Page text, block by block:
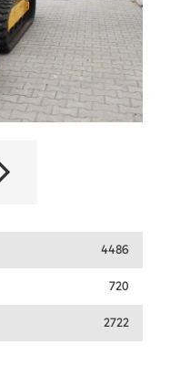
4486
720
2722